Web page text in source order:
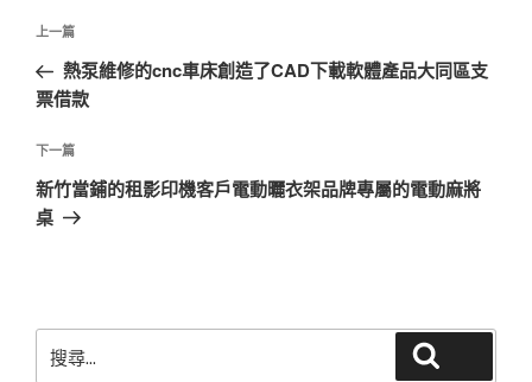
文
導
覽
上
一
篇
章
上一篇
熱泵維修的cnc車床創造了CAD下載軟體產品大同區支
票借款
下
一
篇
下一篇
新竹當鋪的租影印機客戶電動曬衣架品牌專屬的電動麻將
桌
尋